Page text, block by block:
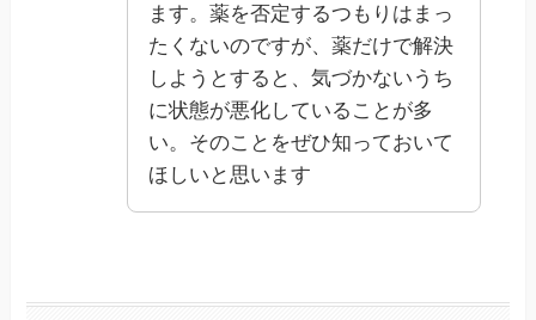
ます。薬を否定するつもりはまっ
たくないのですが、薬だけで解決
しようとすると、気づかないうち
に状態が悪化していることが多
い。そのことをぜひ知っておいて
ほしいと思います